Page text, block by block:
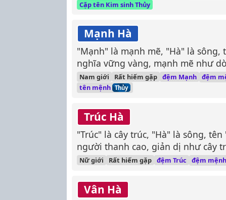
Cặp tên Kim sinh Thủy
Mạnh Hà
"Mạnh" là mạnh mẽ, "Hà" là sông,
nghĩa vững vàng, mạnh mẽ như
Nam giới Rất hiếm gặp đệm Mạnh đệm
tên mệnh Thủy
Trúc Hà
"Trúc" là cây trúc, "Hà" là sông,
người thanh cao, giản dị như cây
như dòng sông.
Nữ giới Rất hiếm gặp đệm Trúc đệm mệnh
Vân Hà